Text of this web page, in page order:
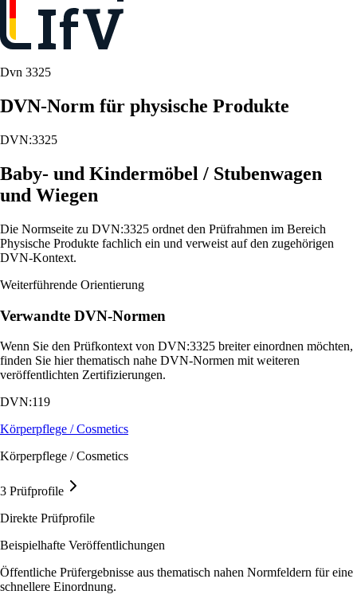
Dvn 3325
DVN-Norm für physische Produkte
DVN:3325
Baby- und Kindermöbel / Stubenwagen
und Wiegen
Die Normseite zu DVN:3325 ordnet den Prüfrahmen im Bereich
Physische Produkte fachlich ein und verweist auf den zugehörigen
DVN-Kontext.
Weiterführende Orientierung
Verwandte DVN-Normen
Wenn Sie den Prüfkontext von DVN:3325 breiter einordnen möchten,
finden Sie hier thematisch nahe DVN-Normen mit weiteren
veröffentlichten Zertifizierungen.
DVN:119
Körperpflege / Cosmetics
Körperpflege / Cosmetics
3 Prüfprofile
Direkte Prüfprofile
Beispielhafte Veröffentlichungen
Öffentliche Prüfergebnisse aus thematisch nahen Normfeldern für eine
schnellere Einordnung.